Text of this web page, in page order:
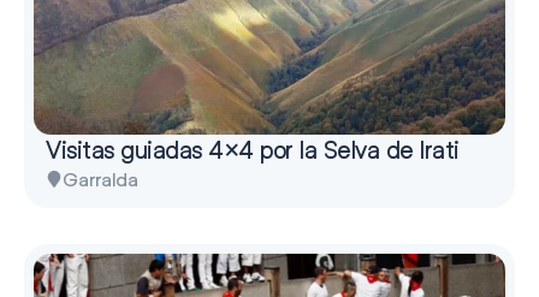
Visitas guiadas 4×4 por la Selva de Irati
Garralda